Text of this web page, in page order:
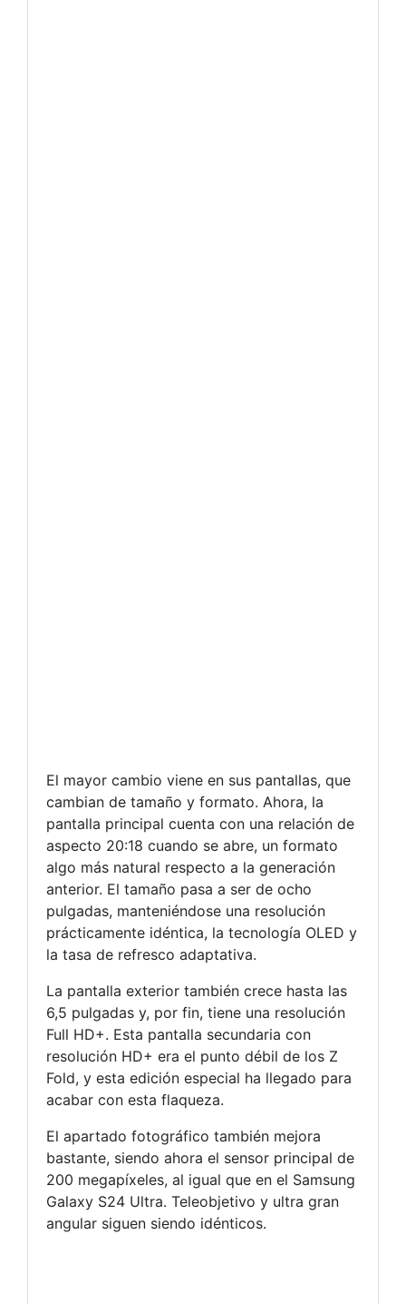
El mayor cambio viene en sus pantallas, que
cambian de tamaño y formato. Ahora, la
pantalla principal cuenta con una relación de
aspecto 20:18 cuando se abre, un formato
algo más natural respecto a la generación
anterior. El tamaño pasa a ser de ocho
pulgadas, manteniéndose una resolución
prácticamente idéntica, la tecnología OLED y
la tasa de refresco adaptativa.
La pantalla exterior también crece hasta las
6,5 pulgadas y, por fin, tiene una resolución
Full HD+. Esta pantalla secundaria con
resolución HD+ era el punto débil de los Z
Fold, y esta edición especial ha llegado para
acabar con esta flaqueza.
El apartado fotográfico también mejora
bastante, siendo ahora el sensor principal de
200 megapíxeles, al igual que en el Samsung
Galaxy S24 Ultra. Teleobjetivo y ultra gran
angular siguen siendo idénticos.